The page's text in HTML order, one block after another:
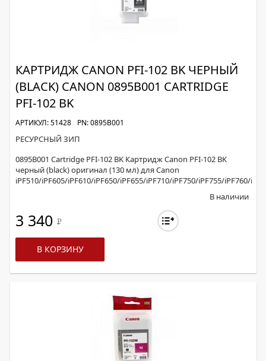
КАРТРИДЖ CANON PFI-102 BK ЧЕРНЫЙ
(BLACK) CANON 0895B001 CARTRIDGE
PFI-102 BK
АРТИКУЛ: 51428 PN: 0895B001
РЕСУРСНЫЙ ЗИП
0895B001 Cartridge PFI-102 BK Картридж Canon PFI-102 BK
черный (black) оригинал (130 мл) для Canon
iPF510/iPF605/iPF610/iPF650/iPF655/iPF710/iPF750/iPF755/iPF760/
В наличии
3 340 Р
В КОРЗИНУ